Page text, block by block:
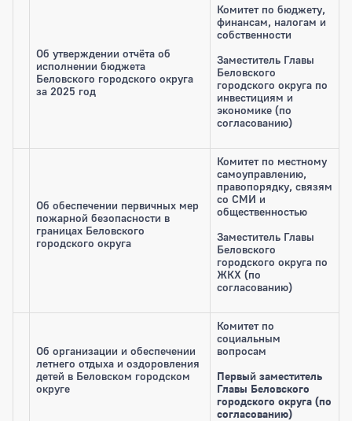
Об утверждении отчёта об
исполнении бюджета
Беловского городского округа
за 2025 год
Комитет по бюджету,
финансам, налогам и
собственности
Заместитель Главы
Беловского
городского округа по
инвестициям и
экономике (по
согласованию)
Об обеспечении первичных мер
пожарной безопасности в
границах Беловского
городского округа
Комитет по местному
самоуправлению,
правопорядку, связям
со СМИ и
общественностью
Заместитель Главы
Беловского
городского округа по
ЖКХ (по
согласованию)
Об организации и обеспечении
летнего отдыха и оздоровления
детей в Беловском городском
округе
Комитет по
социальным
вопросам
Первый заместитель
Главы Беловского
городского округа (по
согласованию)